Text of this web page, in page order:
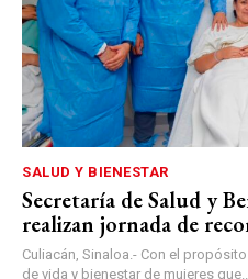
SALUD Y BIENESTAR
Secretaría de Salud y
realizan jornada de
Culiacán, Sinaloa.- Con el
de vida y bienestar de mujeres